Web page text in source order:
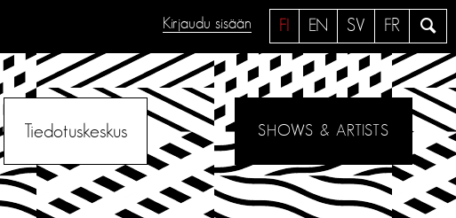
a
e
FI EN SV FR
Kirjaudu sisään
Tiedotuskeskus SHOWS & ARTISTS